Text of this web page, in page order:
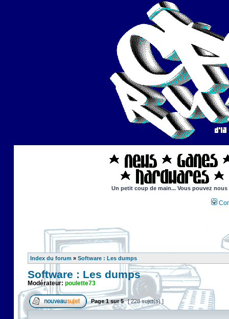
Un petit coup de main... Vous pouvez
Index du forum » Software : Les dumps
Software : Les dumps
Modérateur: poulette73
Page1sur5 [ 228 sujet(s) ]